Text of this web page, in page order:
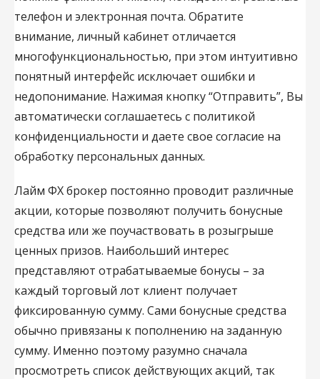
телефон и электронная почта. Обратите
внимание, личный кабинет отличается
многофункциональностью, при этом интуитивно
понятный интерфейс исключает ошибки и
недопонимание. Нажимая кнопку “Отправить”, Вы
автоматически соглашаетесь с политикой
конфиденциальности и даете свое согласие на
обработку персональных данных.
Лайм ФХ брокер постоянно проводит различные
акции, которые позволяют получить бонусные
средства или же поучаствовать в розыгрыше
ценных призов. Наибольший интерес
представляют отрабатываемые бонусы – за
каждый торговый лот клиент получает
фиксированную сумму. Сами бонусные средства
обычно привязаны к пополнению на заданную
сумму. Именно поэтому разумно сначала
просмотреть список действующих акций, так